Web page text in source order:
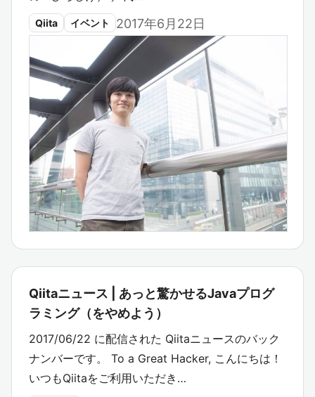
Qiita イベント 2017年6月22日
Qiitaニュース | あっと驚かせるJavaプログ
ラミング（をやめよう）
2017/06/22 に配信された Qiitaニュースのバック
ナンバーです。 To a Great Hacker, こんにちは！
いつもQiitaをご利用いただき…